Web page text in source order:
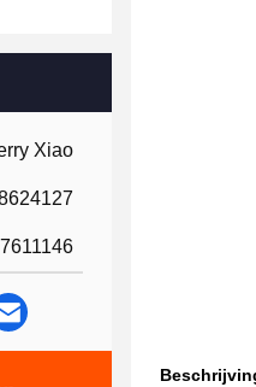
Xiao